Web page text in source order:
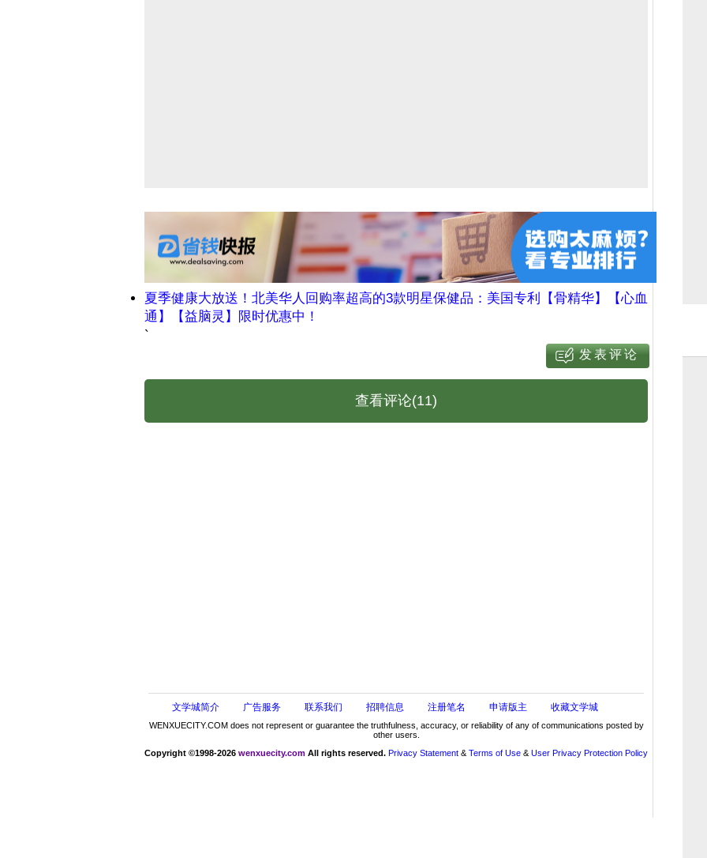
夏季健康大放送！北美华人回购率超高的3款明星保健品：美国专利【骨精华】【心血
通】【益脑灵】限时优惠中！
`
查看评论(11)
文学城简介 广告服务 联系我们 招聘信息 注册笔名 申请版主 收藏文学城
WENXUECITY.COM does not represent or guarantee the truthfulness, accuracy, or reliability of any of communications posted by
other users.
Copyright ©1998-2026 wenxuecity.com All rights reserved. Privacy Statement & Terms of Use & User Privacy Protection Policy